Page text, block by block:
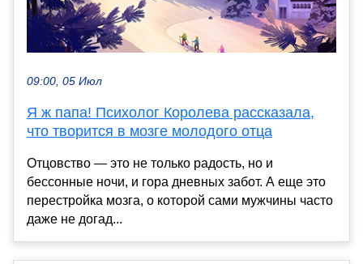
09:00, 05 Июл
Я ж папа! Психолог Королева рассказала,
что творится в мозге молодого отца
Отцовство — это не только радость, но и
бессонные ночи, и гора дневных забот. А еще это
перестройка мозга, о которой сами мужчины часто
даже не догад...